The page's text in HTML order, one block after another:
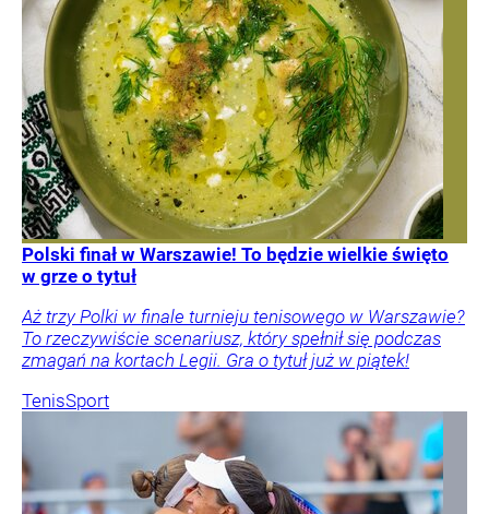
Polski finał w Warszawie! To będzie wielkie święto
w grze o tytuł
Aż trzy Polki w finale turnieju tenisowego w Warszawie?
To rzeczywiście scenariusz, który spełnił się podczas
zmagań na kortach Legii. Gra o tytuł już w piątek!
TenisSport